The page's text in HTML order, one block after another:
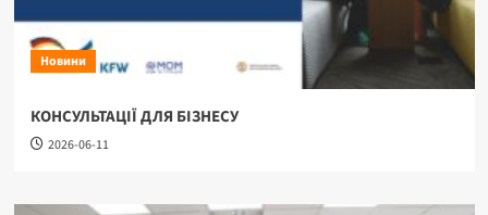
Новини
КОНСУЛЬТАЦІЇ ДЛЯ БІЗНЕСУ
2026-06-11